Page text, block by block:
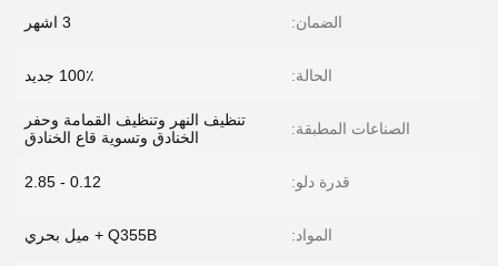
الضمان: 3 اشهر
الحالة: 100٪ جديد
الصناعات المطبقة:
تنظيف النهر وتنظيف القمامة وحفر
الخنادق وتسوية قاع الخنادق
قدرة دلو: 0.12 - 2.85
المواد: Q355B + ميل بحري